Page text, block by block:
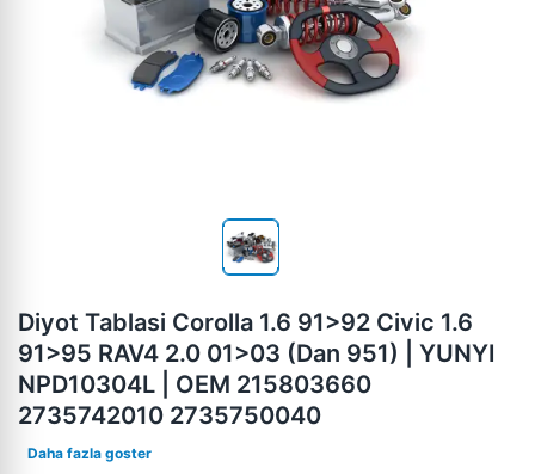
Diyot Tablasi Corolla 1.6 91>92 Civic 1.6
91>95 RAV4 2.0 01>03 (Dan 951) | YUNYI
NPD10304L | OEM 215803660
2735742010 2735750040
Daha fazla goster